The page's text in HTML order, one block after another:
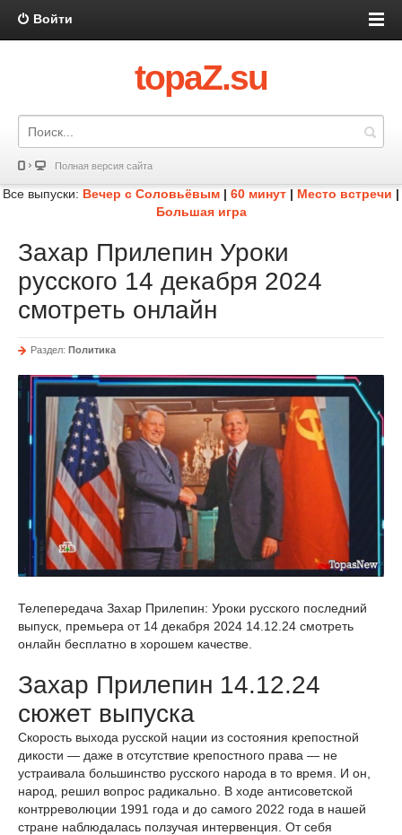
Войти
topaZ.su
Полная версия сайта
Все выпуски: Вечер с Соловьёвым | 60 минут | Место встречи |
Большая игра
Захар Прилепин Уроки
русского 14 декабря 2024
смотреть онлайн
Раздел: Политика
Телепередача Захар Прилепин: Уроки русского последний
выпуск, премьера от 14 декабря 2024 14.12.24 смотреть
онлайн бесплатно в хорошем качестве.
Захар Прилепин 14.12.24
сюжет выпуска
Скорость выхода русской нации из состояния крепостной
дикости — даже в отсутствие крепостного права — не
устраивала большинство русского народа в то время. И он,
народ, решил вопрос радикально. В ходе антисоветской
контрреволюции 1991 года и до самого 2022 года в нашей
стране наблюдалась ползучая интервенция. От себя